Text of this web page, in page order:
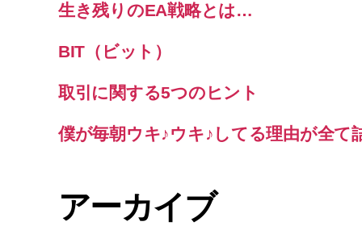
生き残りのEA戦略とは…
BIT（ビット）
取引に関する5つのヒント
僕が毎朝ウキ♪ウキ♪してる理由が全て
アーカイブ